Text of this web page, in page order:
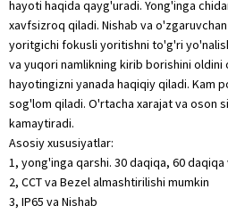
hayoti haqida qayg'uradi. Yong'inga
xavfsizroq qiladi. Nishab va
yoritgichi fokusli yoritishni to'g'ri
va yuqori namlikning kirib borishini oldini
hayotingizni yanada haqiqiy qiladi. Kam
sog'lom qiladi. O'rtacha xarajat va oson
kamaytiradi.
Asosiy xususiyatlar:
1, yong'inga qarshi. 30 daqiqa, 60 daqiqa
2, CCT va Bezel almashtirilishi mumkin
3, IP65 va Nishab